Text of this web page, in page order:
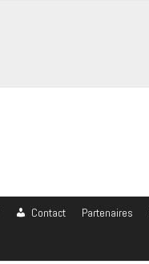
Contact Partenaires